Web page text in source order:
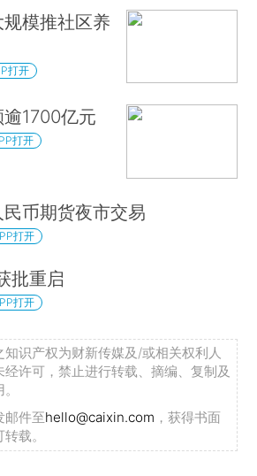
模推社区养
打开
1700亿元
打开
币期货夜市交易
打开
批重启
打开
识产权为财新传媒及/或相关权利人
许可，禁止进行转载、摘编、复制及
邮件至hello@caixin.com ，获得书面
载。